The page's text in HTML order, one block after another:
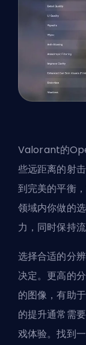
Valorant的
些远距离的射
到完美的平衡
领域内你做的
力，同时保持
选择合适的分
决定。更高的
的图像，有助
的提升通常需
戏体验。找到